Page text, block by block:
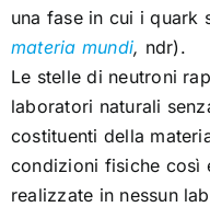
una fase in cui i
materia mundi, ndr).
Le stelle di neutroni
laboratori naturali
costituenti della
condizioni fisiche così
realizzate in nessun